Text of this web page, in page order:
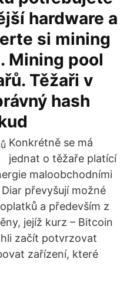
hardware a
si mining
Mining pool
Těžaři v
hash
Konkrétně se má
jednat o těžaře platící
maloobchodními
převyšují možné
a především z
jejíž kurz – Bitcoin
začít potvrzovat
zařízení, které